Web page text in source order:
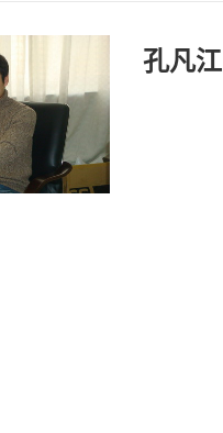
孔凡江